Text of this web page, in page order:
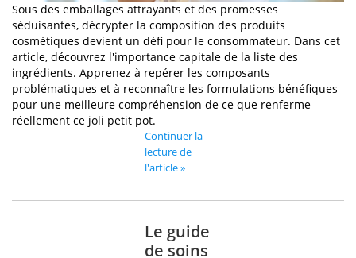
Sous des emballages attrayants et des promesses
séduisantes, décrypter la composition des produits
cosmétiques devient un défi pour le consommateur. Dans cet
article, découvrez l'importance capitale de la liste des
ingrédients. Apprenez à repérer les composants
problématiques et à reconnaître les formulations bénéfiques
pour une meilleure compréhension de ce que renferme
réellement ce joli petit pot.
Continuer la
lecture de
l'article »
Le guide
de soins